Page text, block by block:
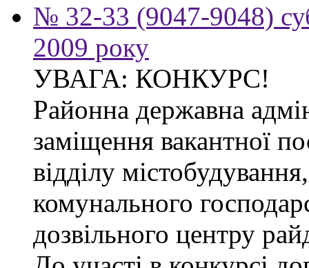
№ 32-33 (9047-9048)
2009 року
УВАГА: КОНКУРС!
Районна державна
заміщення вакантної
відділу
комунального
дозвільного центру